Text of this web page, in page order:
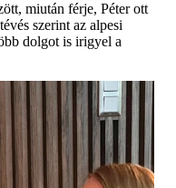
miután férje, Péter ott
szerint az alpesi
dolgot is irigyel a